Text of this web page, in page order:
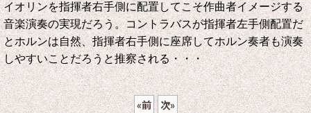
イオリンを指揮者右手側に配置してこそ作曲者イメージする
音楽演奏の実現だろう。コントラバスが指揮者左手側配置だ
とホルンは自然、指揮者右手側に座席してホルン奏者も演奏
しやすいことだろうと推察される・・・
«前 次»